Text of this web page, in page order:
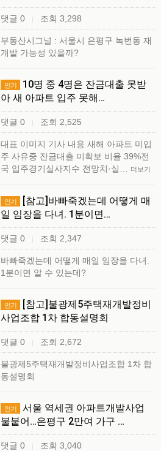
댓글 0 | 조회 3,298
부동산시그널 : 서울시 은평구 녹번동 재
개발 가능성 있을까?
인기
10명 중 4명은 잔금대출 못받
아 새 아파트 입주 못해…
댓글 0 | 조회 2,525
대표 이미지 기사 내용 새해 아파트 미입
주 사유중 잔금대출 미확보 비율 39%전
국 입주경기실사지수 전망치·실…
더보기
인기
[참고]바빠죽겠는데 어떻게 매
일 임장을 다녀. 1분이면…
댓글 0 | 조회 2,347
바빠죽겠는데 어떻게 매일 임장을 다녀.
1분이면 알 수 있는데?
인기
[참고]불광제5주택재개발정비
사업조합 1차 합동설명회
댓글 0 | 조회 2,672
불광제5주택재개발정비사업조합 1차 합
동설명회
인기
서울 역세권 아파트개발사업
불붙어…은평구 2만여 가구 …
댓글 0 | 조회 3,040